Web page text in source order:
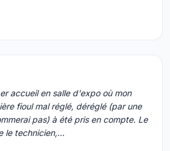
accueil en salle d'expo où mon
fioul mal réglé, déréglé (par une
pas) à été pris en compte. Le
le technicien,…